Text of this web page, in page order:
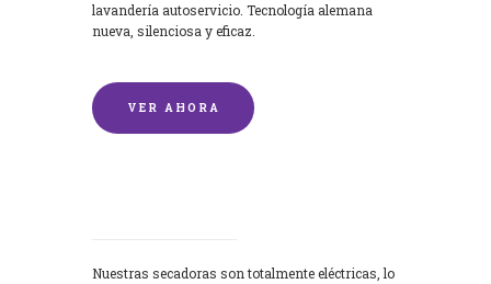
lavandería autoservicio. Tecnología alemana
nueva, silenciosa y eficaz.
VER AHORA
Nuestras secadoras son totalmente eléctricas, lo